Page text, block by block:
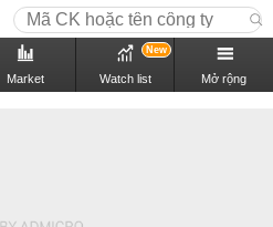
Market Watch list
New
Mở rộng